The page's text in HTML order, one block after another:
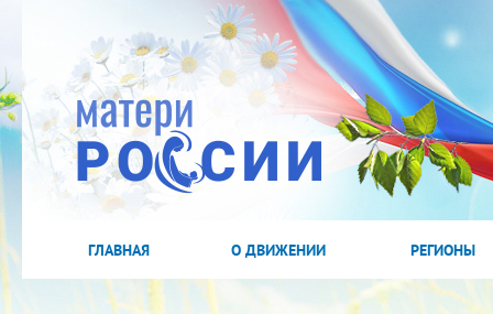
ГЛАВНАЯ О ДВИЖЕНИИ РЕГИОНЫ